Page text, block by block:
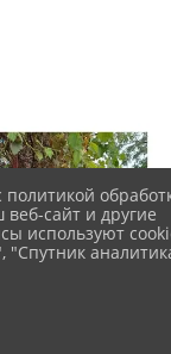
сайт и другие
используют
"Спутник